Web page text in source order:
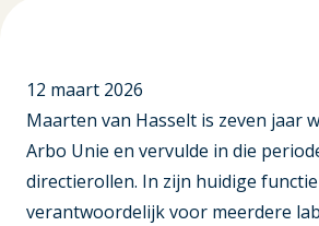
12 maart 2026
Maarten van Hasselt is zeven jaar
Arbo Unie en vervulde in die
directierollen. In zijn huidige
verantwoordelijk voor meerdere